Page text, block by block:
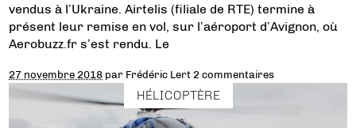
vendus à l’Ukraine. Airtelis (filiale de RTE) termine à
présent leur remise en vol, sur l’aéroport d’Avignon, où
Aerobuzz.fr s’est rendu. Le
27 novembre 2018 par Frédéric Lert 2 commentaires
HÉLICOPTÈRE